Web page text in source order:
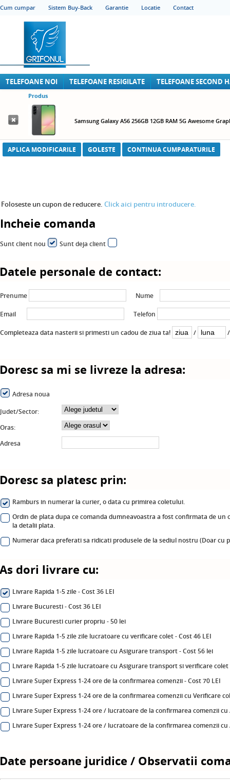
Cum cumpar Sistem Buy-Back Garantie Locatie Contact
TELEFOANE NOI TELEFOANE RESIGILATE TELEFOANE SECOND
Produs
Samsung Galaxy A56 256GB 12GB RAM 5G Awesome
APLICA MODIFICARILE GOLESTE CONTINUA CUMPARATURILE
Foloseste un cupon de reducere. Click aici pentru introducere.
Incheie comanda
Sunt client nou Sunt deja client
Datele personale de contact:
Prenume Nume
Email Telefon
Completeaza data nasterii si primesti un cadou de ziua ta! /
Doresc sa mi se livreze la adresa:
Adresa noua
Judet/Sector:
Oras:
Adresa
Doresc sa platesc prin:
Ramburs in numerar la curier, o data cu primirea coletului.
Ordin de plata dupa ce comanda dumneavoastra a fost confirmata de
la detalii plata.
Numerar daca preferati sa ridicati produsele de la sediul nostru (Doar cu
As dori livrare cu:
Livrare Rapida 1-5 zile - Cost 36 LEI
Livrare Bucuresti - Cost 36 LEI
Livrare Bucuresti curier propriu - 50 lei
Livrare Rapida 1-5 zile zile lucratoare cu verificare colet - Cost 46 LEI
Livrare Rapida 1-5 zile lucratoare cu Asigurare transport - Cost 56 lei
Livrare Rapida 1-5 zile lucratoare cu Asigurare transport si verificare colet
Livrare Super Express 1-24 ore de la confirmarea comenzii - Cost 70 LEI
Livrare Super Express 1-24 ore de la confirmarea comenzii cu Verificare
Livrare Super Express 1-24 ore / lucratoare de la confirmarea comenzii
Livrare Super Express 1-24 ore / lucratoare de la confirmarea comenzii
Date persoane juridice / Observatii